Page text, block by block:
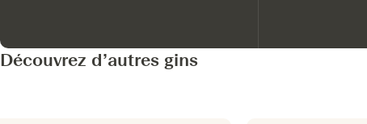
Découvrez d’autres gins